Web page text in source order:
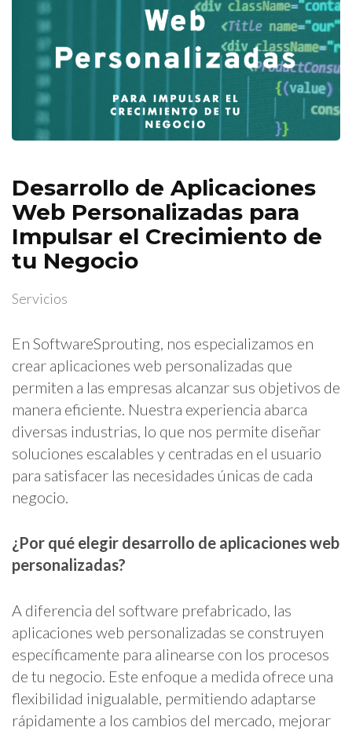
Desarrollo de Aplicaciones
Web Personalizadas para
Impulsar el Crecimiento de
tu Negocio
Servicios
En SoftwareSprouting, nos especializamos en
crear aplicaciones web personalizadas que
permiten a las empresas alcanzar sus objetivos de
manera eficiente. Nuestra experiencia abarca
diversas industrias, lo que nos permite diseñar
soluciones escalables y centradas en el usuario
para satisfacer las necesidades únicas de cada
negocio.
¿Por qué elegir desarrollo de aplicaciones web
personalizadas?
A diferencia del software prefabricado, las
aplicaciones web personalizadas se construyen
específicamente para alinearse con los procesos
de tu negocio. Este enfoque a medida ofrece una
flexibilidad inigualable, permitiendo adaptarse
rápidamente a los cambios del mercado, mejorar